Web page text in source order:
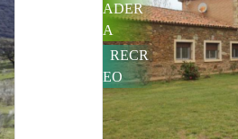
ADER
A/CAZ
A